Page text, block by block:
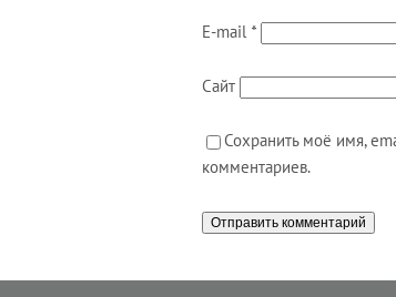
E-mail *
Сайт
Сохранить моё имя,
комментариев.